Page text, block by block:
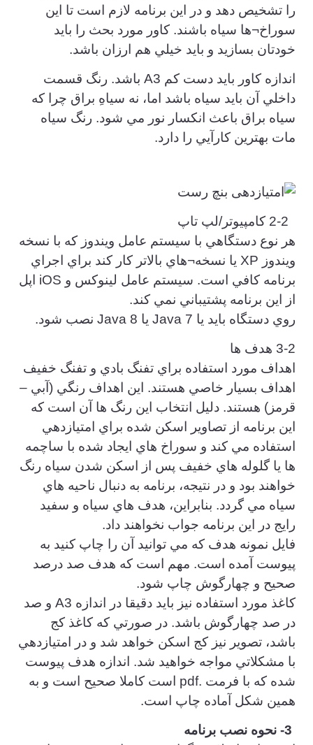
را تشخيص دهد و در اين برنامه لازم است تا اين
سوراخ¬ها سياه باشند. كاور مورد بحث را بايد
خودتان بسازيد و بايد خيلي هم ارزان باشد.
اندازه كاور بايد دست كم A3 باشد. رنگ قسمت
داخلي آن بايد سياه باشد اما، نه سياهِ براق چرا كه
سياه براق باعث انكسار نور مي شود. رنگ سياه
مات بهترين كارآيي را دارد.
هر نوع دستگاهي با سيستم عامل ويندوز كه با نسخه
ويندوز XP يا نسخه¬هاي بالاتر كار كند براي اجراي
برنامه كافي است. سيستم عامل لينوكس و iOS اپل
از اين برنامه پشتيباني نمي كند.
روي دستگاه بايد يا Java 7 يا Java 8 نصب شود.
3-2 هدف ها
اهداف مورد استفاده براي تفنگ بادي و تفنگ خفيف
اهداف بسيار خاصي هستند. اين اهداف رنگي (آبي –
قرمز) هستند. دليل انتخاب اين رنگ ها آن است كه
اين برنامه از تصاوير اسكن شده براي امتيازدهي
استفاده مي كند و سوراخ هاي ايجاد شده با ساچمه
ها يا گلوله هاي خفيف پس از اسكن شدن سياه رنگ
خواهند بود و در نتيجه، برنامه به دنبال ناحيه هاي
سياه مي گردد. بنابراين، هدف هاي سياه و سفيد
رايج در اين برنامه جواب نخواهند داد.
فايل نمونه هدف كه مي توانيد آن را چاپ كنيد به
پيوست آمده است. مهم است كه هدف صد درصد
صحيح و چهارگوش چاپ شود.
كاغذ مورد استفاده نيز بايد دقيقا در اندازه A3 و صد
در صد چهارگوش باشد. در صورتي كه كاغذ كج
باشد، تصوير نيز كج اسكن خواهد شد و در امتيازدهي
با مشكلاتي مواجه خواهيد شد. اندازه هدف پيوست
شده كه با فرمت .pdf است كاملا صحيح است و به
همين شكل آماده چاپ است.